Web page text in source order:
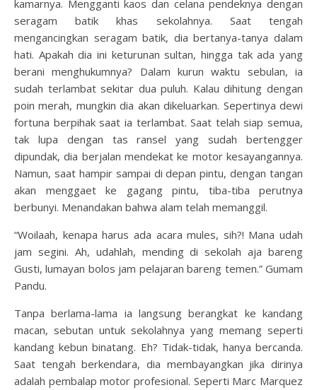
kamarnya. Mengganti kaos dan celana pendeknya dengan
seragam batik khas sekolahnya. Saat tengah
mengancingkan seragam batik, dia bertanya-tanya dalam
hati. Apakah dia ini keturunan sultan, hingga tak ada yang
berani menghukumnya? Dalam kurun waktu sebulan, ia
sudah terlambat sekitar dua puluh. Kalau dihitung dengan
poin merah, mungkin dia akan dikeluarkan. Sepertinya dewi
fortuna berpihak saat ia terlambat. Saat telah siap semua,
tak lupa dengan tas ransel yang sudah bertengger
dipundak, dia berjalan mendekat ke motor kesayangannya.
Namun, saat hampir sampai di depan pintu, dengan tangan
akan menggaet ke gagang pintu, tiba-tiba perutnya
berbunyi. Menandakan bahwa alam telah memanggil.
“Woilaah, kenapa harus ada acara mules, sih?! Mana udah
jam segini. Ah, udahlah, mending di sekolah aja bareng
Gusti, lumayan bolos jam pelajaran bareng temen.” Gumam
Pandu.
Tanpa berlama-lama ia langsung berangkat ke kandang
macan, sebutan untuk sekolahnya yang memang seperti
kandang kebun binatang. Eh? Tidak-tidak, hanya bercanda.
Saat tengah berkendara, dia membayangkan jika dirinya
adalah pembalap motor profesional. Seperti Marc Marquez